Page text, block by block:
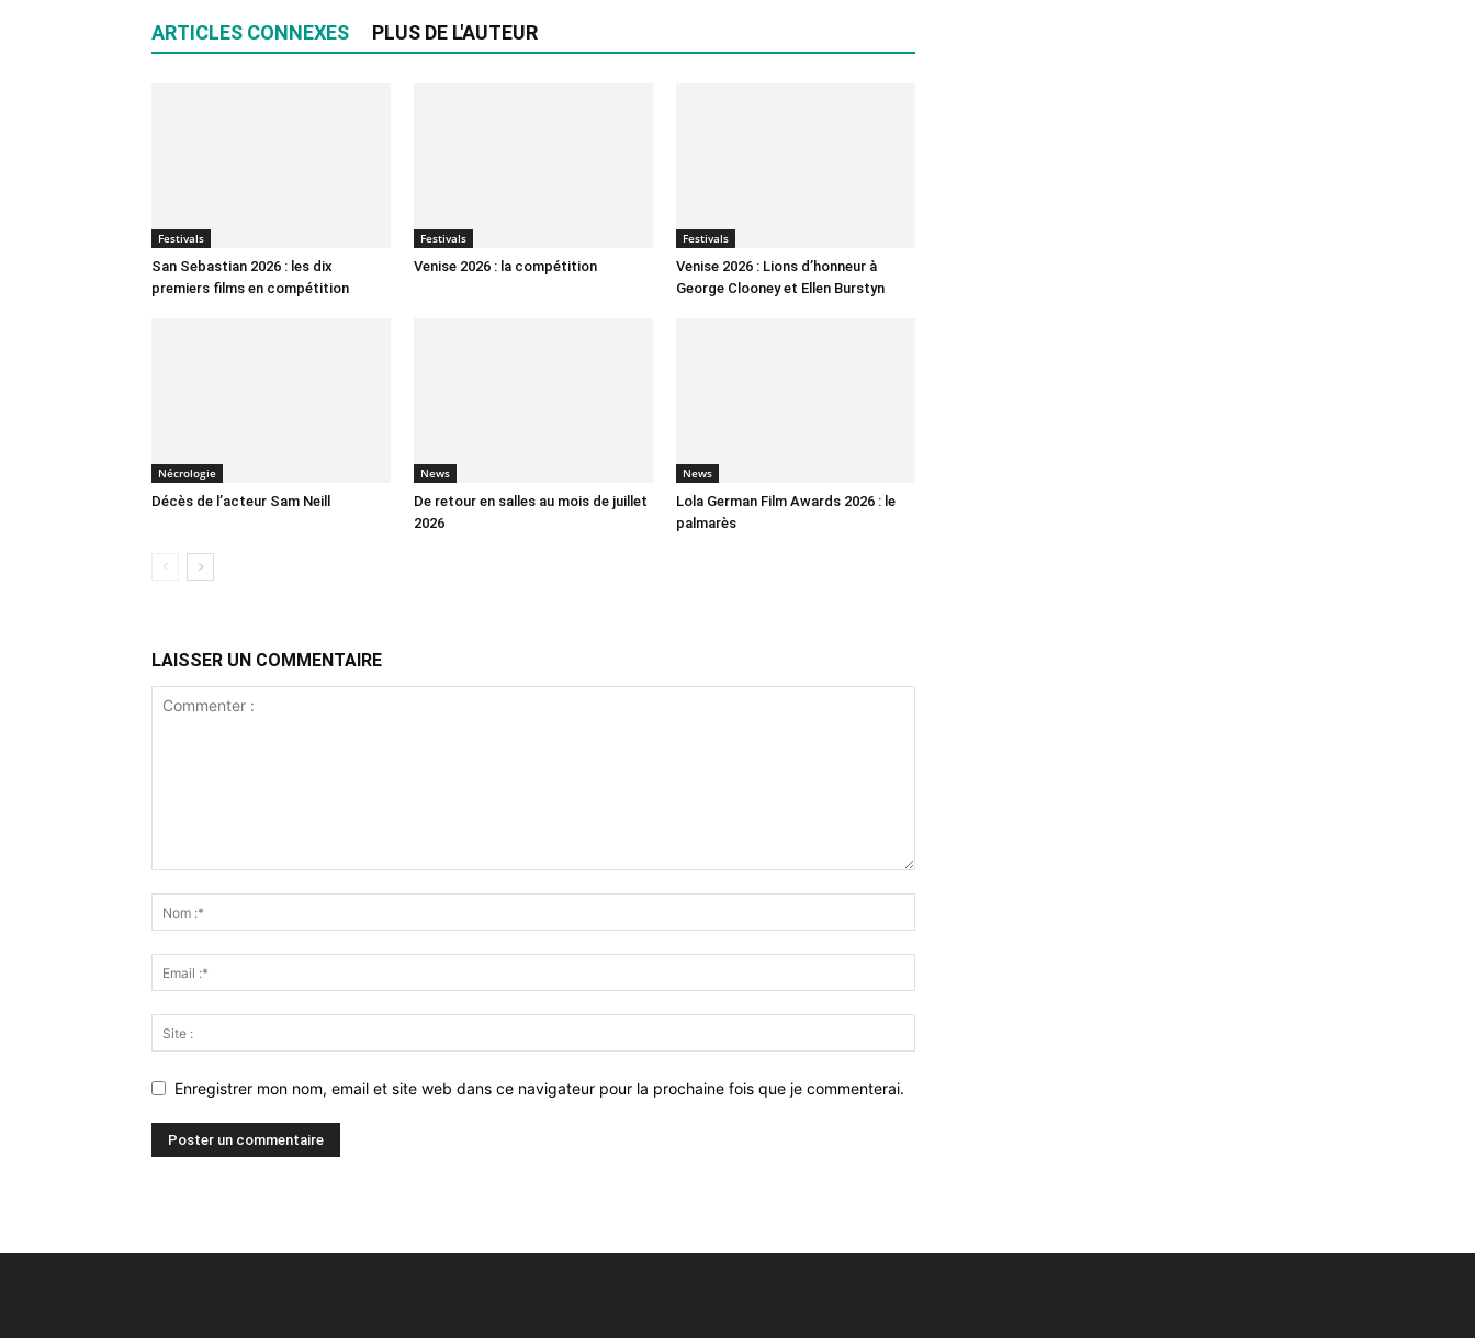
ARTICLES CONNEXES PLUS DE L'AUTEUR
Festivals
San Sebastian 2026 : les dix
premiers films en compétition
Festivals
Venise 2026 : la compétition
Festivals
Venise 2026 : Lions d’honneur à
George Clooney et Ellen Burstyn
Nécrologie
Décès de l’acteur Sam Neill
News
De retour en salles au mois de juillet
2026
News
Lola German Film Awards 2026 : le
palmarès
LAISSER UN COMMENTAIRE
Enregistrer mon nom, email et site web dans ce navigateur pour la prochaine fois que je commenterai.